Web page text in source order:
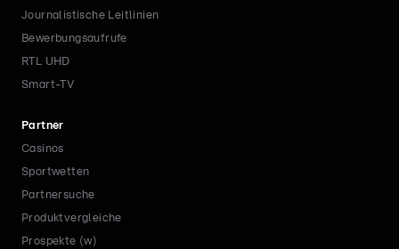
Journalistische Leitlinien
Bewerbungsaufrufe
RTL UHD
Smart-TV
Partner
Casinos
Sportwetten
Partnersuche
Produktvergleiche
Prospekte (w)